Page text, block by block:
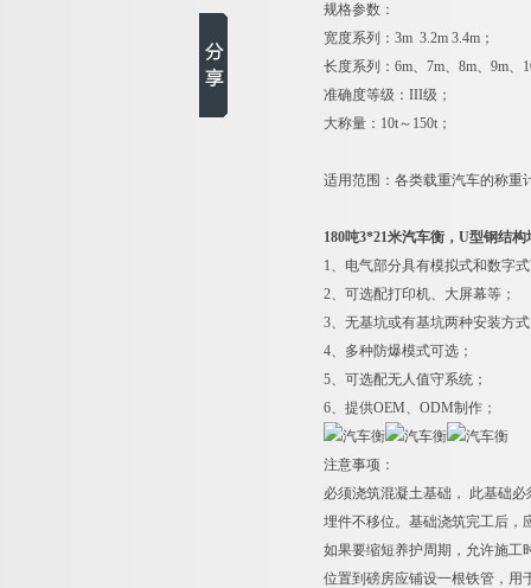
规格参数：
宽度系列：3m 3.2m 3.4m；
长度系列：6m、7m、8m、9m、
准确度等级：III级；
大称量：10t～150t；
适用范围：各类载重汽车的称重
180吨3*21米汽车衡，U型钢结构
1、电气部分具有模拟式和数字
2、可选配打印机、大屏幕等；
3、无基坑或有基坑两种安装方
4、多种防爆模式可选；
5、可选配无人值守系统；
6、提供OEM、ODM制作；
注意事项：
必须浇筑混凝土基础， 此基础
埋件不移位。基础浇筑完工后，
如果要缩短养护周期，允许施工
位置到磅房应铺设一根铁管，用